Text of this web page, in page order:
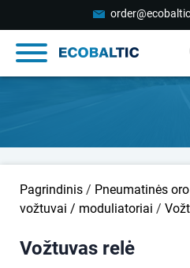
Pagrindinis / Pneumatinės
vožtuvai / moduliatoriai /
Vožtuvas relė